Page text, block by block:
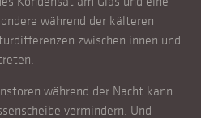
während der kälteren
zwischen innen und
während der Nacht kann
vermindern. Und